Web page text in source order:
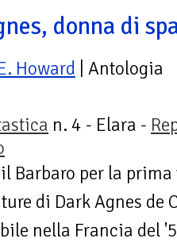
donna di
Howard | Antologia
n. 4 - Elara -
Barbaro per la
di Dark Agnes
nella Francia del